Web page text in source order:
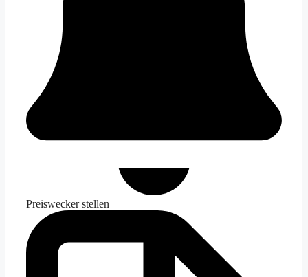
Preiswecker stellen